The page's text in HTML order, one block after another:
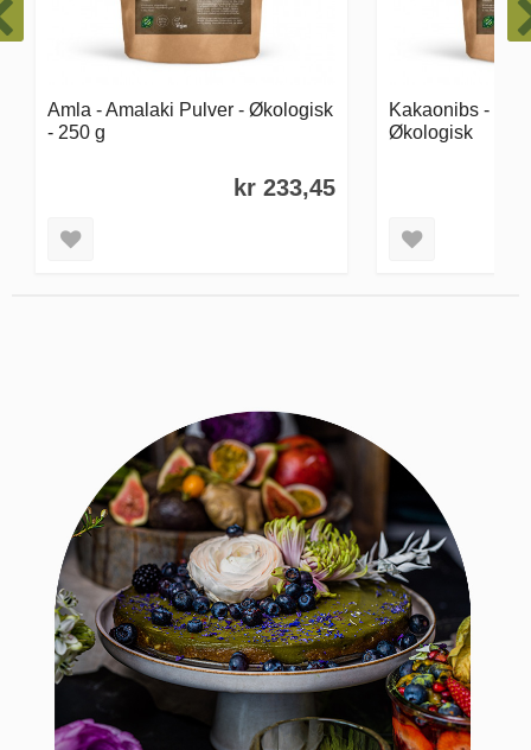
Kakaonibs - Cacao Nibs -
Økologisk
Steviablanding
enn sukker -